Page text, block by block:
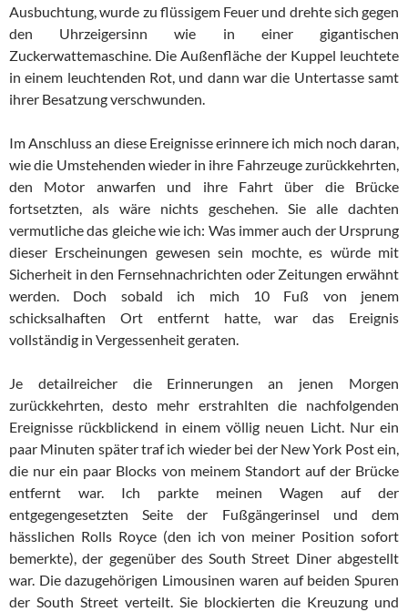
Ausbuchtung, wurde zu flüssigem Feuer und drehte sich gegen
den Uhrzeigersinn wie in einer gigantischen
Zuckerwattemaschine. Die Außenfläche der Kuppel leuchtete
in einem leuchtenden Rot, und dann war die Untertasse samt
ihrer Besatzung verschwunden.
Im Anschluss an diese Ereignisse erinnere ich mich noch daran,
wie die Umstehenden wieder in ihre Fahrzeuge zurückkehrten,
den Motor anwarfen und ihre Fahrt über die Brücke
fortsetzten, als wäre nichts geschehen. Sie alle dachten
vermutliche das gleiche wie ich: Was immer auch der Ursprung
dieser Erscheinungen gewesen sein mochte, es würde mit
Sicherheit in den Fernsehnachrichten oder Zeitungen erwähnt
werden. Doch sobald ich mich 10 Fuß von jenem
schicksalhaften Ort entfernt hatte, war das Ereignis
vollständig in Vergessenheit geraten.
Je detailreicher die Erinnerungen an jenen Morgen
zurückkehrten, desto mehr erstrahlten die nachfolgenden
Ereignisse rückblickend in einem völlig neuen Licht. Nur ein
paar Minuten später traf ich wieder bei der New York Post ein,
die nur ein paar Blocks von meinem Standort auf der Brücke
entfernt war. Ich parkte meinen Wagen auf der
entgegengesetzten Seite der Fußgängerinsel und dem
hässlichen Rolls Royce (den ich von meiner Position sofort
bemerkte), der gegenüber des South Street Diner abgestellt
war. Die dazugehörigen Limousinen waren auf beiden Spuren
der South Street verteilt. Sie blockierten die Kreuzung und